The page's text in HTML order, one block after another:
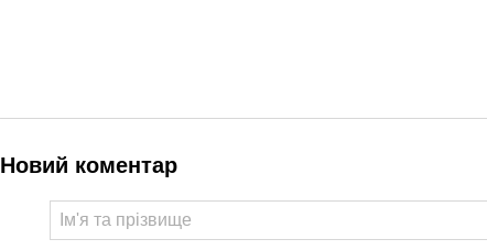
Новий коментар